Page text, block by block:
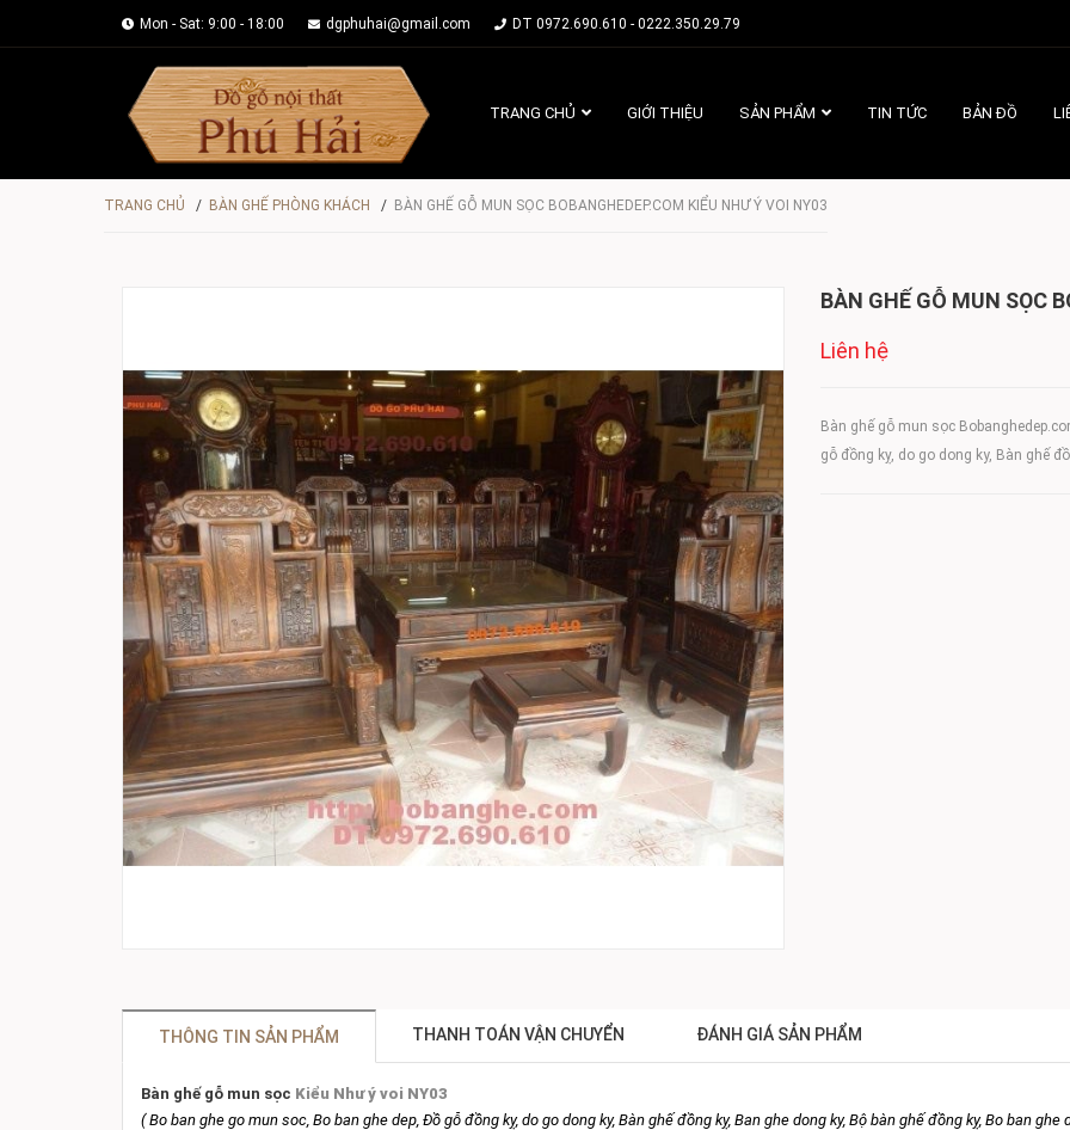
Mon - Sat: 9:00 - 18:00 dgphuhai@gmail.com DT 0972.690.610 - 0222.350.29.79
TRANG CHỦ GIỚI THIỆU SẢN PHẨM TIN TỨC BẢN ĐỒ
TRANG CHỦ / BÀN GHẾ PHÒNG KHÁCH / BÀN GHẾ GỖ MUN SỌC BOBANGHEDEP.COM KIỂU NHƯ Ý VOI NY03
BÀN GHẾ GỖ MUN SỌC
Liên hệ
Bàn ghế gỗ mun sọc
gỗ đồng kỵ, do go dong ky, Bàn ghế
THÔNG TIN SẢN PHẨM THANH TOÁN VẬN CHUYỂN ĐÁNH GIÁ SẢN PHẨM
Bàn ghế gỗ mun sọc Kiểu Như ý voi NY03
( Bo ban ghe go mun soc, Bo ban ghe dep, Đồ gỗ đồng kỵ, do go dong ky, Bàn ghế đồng kỵ, Ban ghe dong ky, Bộ bàn ghế đồng kỵ, Bo ban ghe